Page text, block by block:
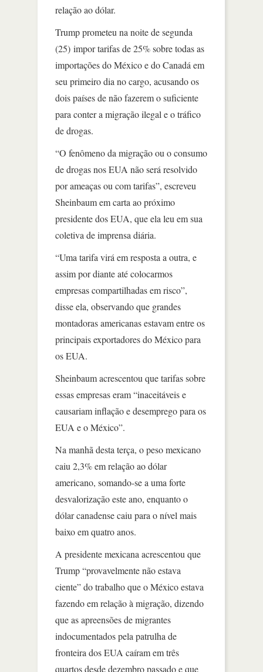
relação ao dólar.
Trump prometeu na noite de segunda
(25) impor tarifas de 25% sobre todas as
importações do México e do Canadá em
seu primeiro dia no cargo, acusando os
dois países de não fazerem o suficiente
para conter a migração ilegal e o tráfico
de drogas.
“O fenômeno da migração ou o consumo
de drogas nos EUA não será resolvido
por ameaças ou com tarifas”, escreveu
Sheinbaum em carta ao próximo
presidente dos EUA, que ela leu em sua
coletiva de imprensa diária.
“Uma tarifa virá em resposta a outra, e
assim por diante até colocarmos
empresas compartilhadas em risco”,
disse ela, observando que grandes
montadoras americanas estavam entre os
principais exportadores do México para
os EUA.
Sheinbaum acrescentou que tarifas sobre
essas empresas eram “inaceitáveis e
causariam inflação e desemprego para os
EUA e o México”.
Na manhã desta terça, o peso mexicano
caiu 2,3% em relação ao dólar
americano, somando-se a uma forte
desvalorização este ano, enquanto o
dólar canadense caiu para o nível mais
baixo em quatro anos.
A presidente mexicana acrescentou que
Trump “provavelmente não estava
ciente” do trabalho que o México estava
fazendo em relação à migração, dizendo
que as apreensões de migrantes
indocumentados pela patrulha de
fronteira dos EUA caíram em três
quartos desde dezembro passado e que